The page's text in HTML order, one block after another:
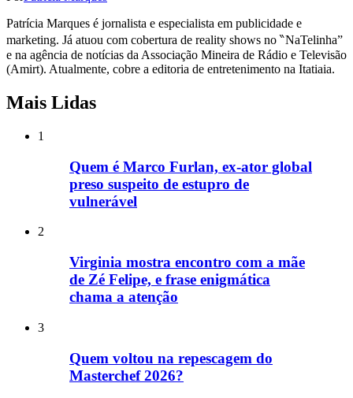
Patrícia Marques é jornalista e especialista em publicidade e
marketing. Já atuou com cobertura de reality shows no ‶NaTelinha”
e na agência de notícias da Associação Mineira de Rádio e Televisão
(Amirt). Atualmente, cobre a editoria de entretenimento na Itatiaia.
Mais Lidas
1
Quem é Marco Furlan, ex-ator global
preso suspeito de estupro de
vulnerável
2
Virginia mostra encontro com a mãe
de Zé Felipe, e frase enigmática
chama a atenção
3
Quem voltou na repescagem do
Masterchef 2026?